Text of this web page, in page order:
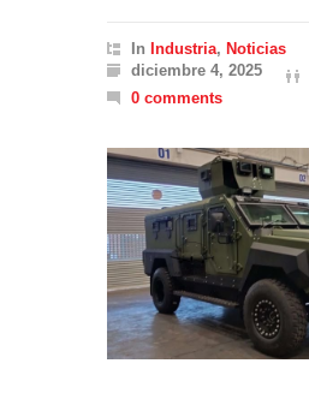
In Industria, Noticias
diciembre 4, 2025
0 comments